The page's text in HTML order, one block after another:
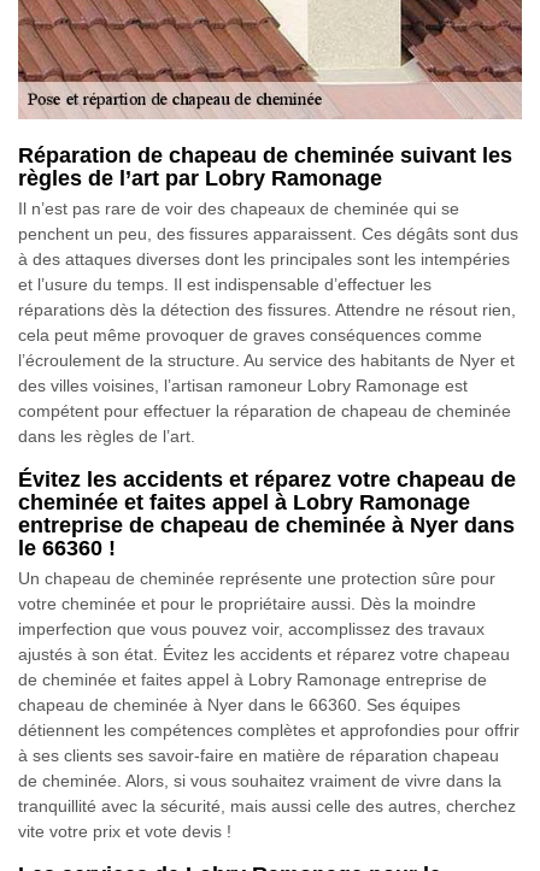
Réparation de chapeau de cheminée suivant les
règles de l’art par Lobry Ramonage
Il n’est pas rare de voir des chapeaux de cheminée qui se
penchent un peu, des fissures apparaissent. Ces dégâts sont dus
à des attaques diverses dont les principales sont les intempéries
et l’usure du temps. Il est indispensable d’effectuer les
réparations dès la détection des fissures. Attendre ne résout rien,
cela peut même provoquer de graves conséquences comme
l’écroulement de la structure. Au service des habitants de Nyer et
des villes voisines, l’artisan ramoneur Lobry Ramonage est
compétent pour effectuer la réparation de chapeau de cheminée
dans les règles de l’art.
Évitez les accidents et réparez votre chapeau de
cheminée et faites appel à Lobry Ramonage
entreprise de chapeau de cheminée à Nyer dans
le 66360 !
Un chapeau de cheminée représente une protection sûre pour
votre cheminée et pour le propriétaire aussi. Dès la moindre
imperfection que vous pouvez voir, accomplissez des travaux
ajustés à son état. Évitez les accidents et réparez votre chapeau
de cheminée et faites appel à Lobry Ramonage entreprise de
chapeau de cheminée à Nyer dans le 66360. Ses équipes
détiennent les compétences complètes et approfondies pour offrir
à ses clients ses savoir-faire en matière de réparation chapeau
de cheminée. Alors, si vous souhaitez vraiment de vivre dans la
tranquillité avec la sécurité, mais aussi celle des autres, cherchez
vite votre prix et vote devis !